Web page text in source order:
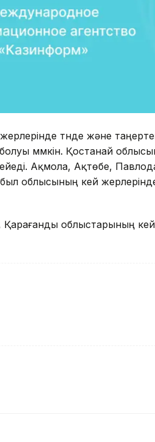
түнде және таңертең
мүмкін. Қостанай
Ақмола, Ақтөбе,
облысының кей
облыстарының